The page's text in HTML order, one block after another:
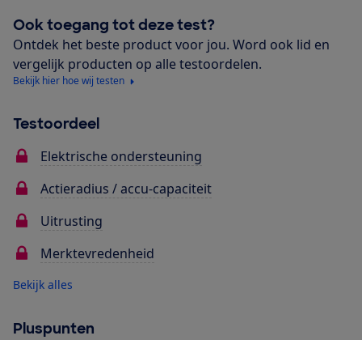
Ook toegang tot deze test?
Ontdek het beste product voor jou. Word ook lid en
vergelijk producten op alle testoordelen.
Bekijk hier hoe wij testen
Testoordeel
Elektrische ondersteuning
Actieradius / accu-capaciteit
Uitrusting
Merktevredenheid
Bekijk alles
Pluspunten